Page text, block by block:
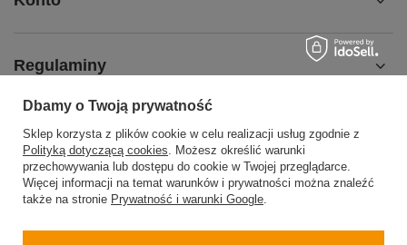
Regulaminy
Pomoc
504199123 sklep@barberinis.pl
Dbamy o Twoją prywatność
Sklep korzysta z plików cookie w celu realizacji usług zgodnie z
Polityką dotyczącą cookies. Możesz określić warunki
przechowywania lub dostępu do cookie w Twojej przeglądarce.
Więcej informacji na temat warunków i prywatności można znaleźć
także na stronie Prywatność i warunki Google.